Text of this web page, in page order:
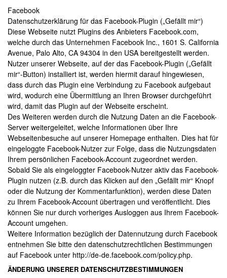
Facebook
Datenschutzerklärung für das Facebook-Plugin („Gefällt mir“)
Diese Webseite nutzt Plugins des Anbieters Facebook.com,
welche durch das Unternehmen Facebook Inc., 1601 S. California
Avenue, Palo Alto, CA 94304 in den USA bereitgestellt werden.
Nutzer unserer Webseite, auf der das Facebook-Plugin („Gefällt
mir“-Button) installiert ist, werden hiermit darauf hingewiesen,
dass durch das Plugin eine Verbindung zu Facebook aufgebaut
wird, wodurch eine Übermittlung an Ihren Browser durchgeführt
wird, damit das Plugin auf der Webseite erscheint.
Des Weiteren werden durch die Nutzung Daten an die Facebook-
Server weitergeleitet, welche Informationen über Ihre
Webseitenbesuche auf unserer Homepage enthalten. Dies hat für
eingeloggte Facebook-Nutzer zur Folge, dass die Nutzungsdaten
Ihrem persönlichen Facebook-Account zugeordnet werden.
Sobald Sie als eingeloggter Facebook-Nutzer aktiv das Facebook-
Plugin nutzen (z.B. durch das Klicken auf den „Gefällt mir“ Knopf
oder die Nutzung der Kommentarfunktion), werden diese Daten
zu Ihrem Facebook-Account übertragen und veröffentlicht. Dies
können Sie nur durch vorheriges Ausloggen aus Ihrem Facebook-
Account umgehen.
Weitere Information bezüglich der Datennutzung durch Facebook
entnehmen Sie bitte den datenschutzrechtlichen Bestimmungen
auf Facebook unter http://de-de.facebook.com/policy.php.
ÄNDERUNG UNSERER DATENSCHUTZBESTIMMUNGEN